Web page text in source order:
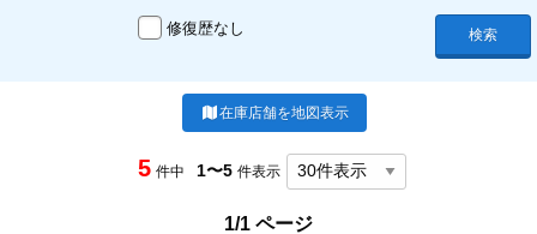
修復歴なし 検索
在庫店舗を地図表示
5 件中 1〜5 件表示
1/1 ページ